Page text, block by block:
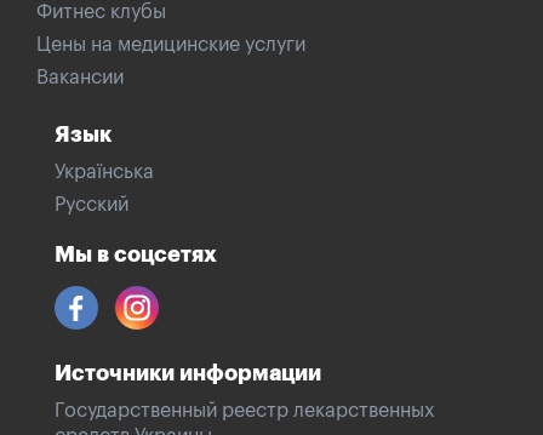
Фитнес клубы
Цены на медицинские услуги
Вакансии
Язык
Українська
Русский
Мы в соцсетях
Источники информации
Государственный реестр лекарственных